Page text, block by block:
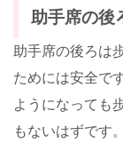
助手席の後
助手席の後ろは
ためには安全で
ようになっても
もないはずです